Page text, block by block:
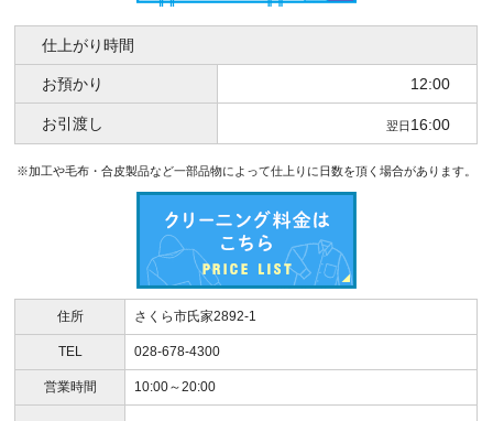
仕上がり時間
お預かり 12:00
お引渡し 翌日 16:00
※加工や毛布・合皮製品など一部品物によって仕上りに日数を頂く場合があります。
住所 さくら市氏家2892-1
TEL 028-678-4300
営業時間 10:00～20:00